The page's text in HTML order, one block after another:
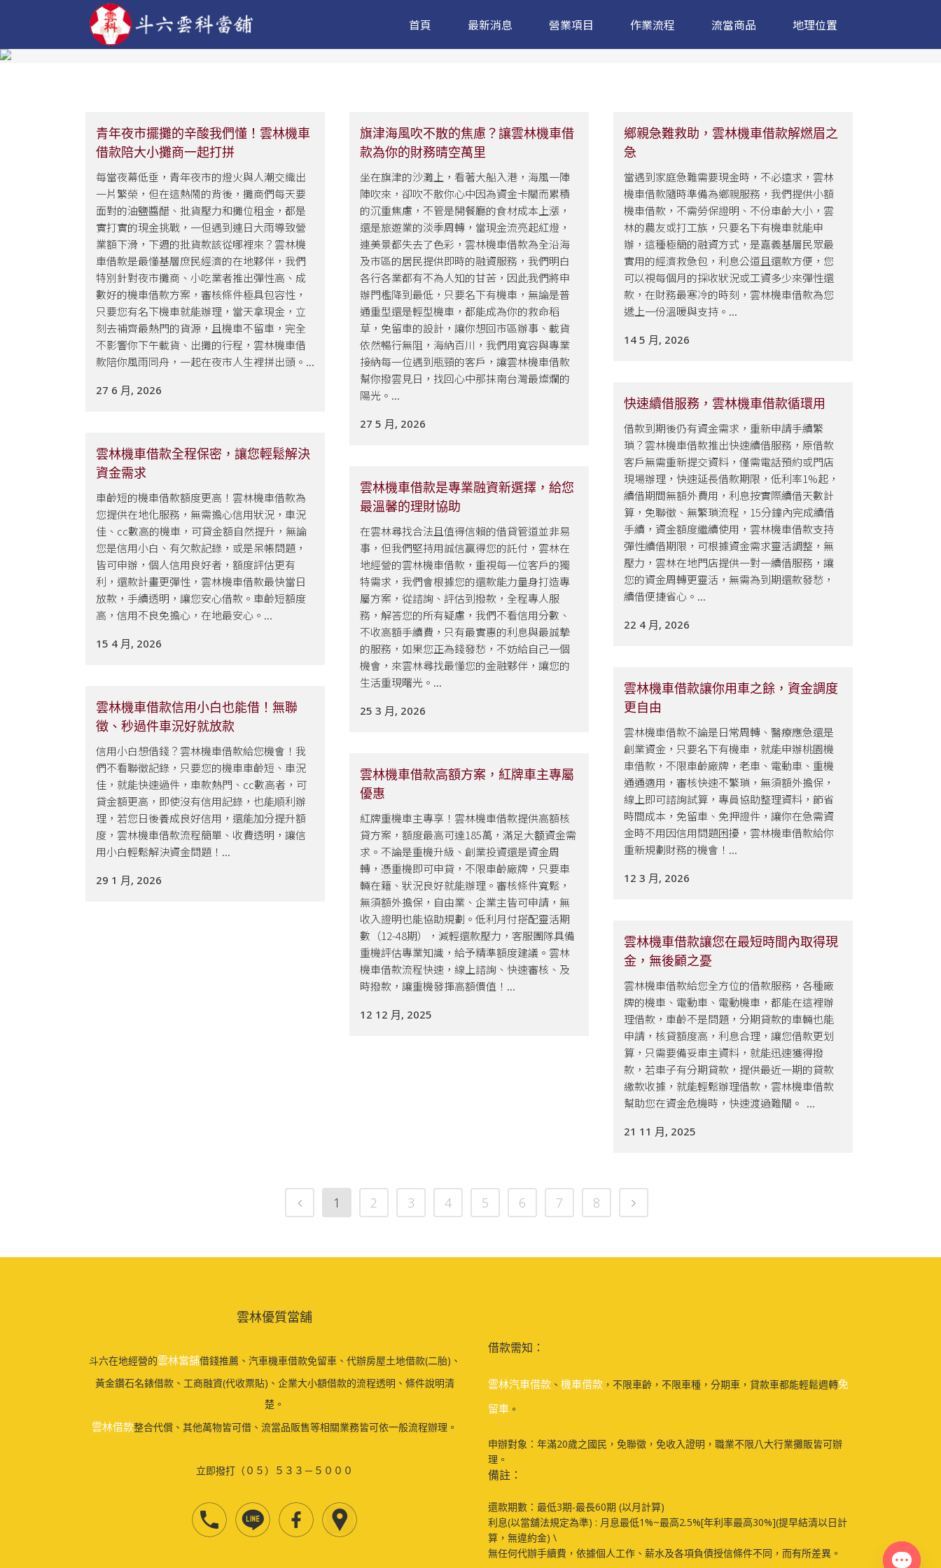
首頁 最新消息 營業項目 作業流程 流當商品 地理位置
青年夜市擺攤的辛酸我們懂！雲林機車
借款陪大小攤商一起打拼
每當夜幕低垂，青年夜市的燈火與人潮交織出
一片繁榮，但在這熱鬧的背後，攤商們每天要
面對的油鹽醬醋、批貨壓力和攤位租金，都是
實打實的現金挑戰，一但遇到連日大雨導致營
業額下滑，下週的批貨款該從哪裡來？雲林機
車借款是最懂基層庶民經濟的在地夥伴，我們
特別針對夜市攤商、小吃業者推出彈性高、成
數好的機車借款方案，審核條件極具包容性，
只要您有名下機車就能辦理，當天拿現金，立
刻去補齊最熱門的貨源，且機車不留車，完全
不影響你下午載貨、出攤的行程，雲林機車借
款陪你風雨同舟，一起在夜市人生裡拼出頭。...
27 6 月, 2026
旗津海風吹不散的焦慮？讓雲林機車借
款為你的財務晴空萬里
坐在旗津的沙灘上，看著大船入港，海風一陣
陣吹來，卻吹不散你心中因為資金卡關而累積
的沉重焦慮，不管是開餐廳的食材成本上漲，
還是旅遊業的淡季周轉，當現金流亮起紅燈，
連美景都失去了色彩，雲林機車借款為全沿海
及市區的居民提供即時的融資服務，我們明白
各行各業都有不為人知的甘苦，因此我們將申
辦門檻降到最低，只要名下有機車，無論是普
通重型還是輕型機車，都能成為你的救命稻
草，免留車的設計，讓你想回市區辦事、載貨
依然暢行無阻，海納百川，我們用寬容與專業
接納每一位遇到瓶頸的客戶，讓雲林機車借款
幫你撥雲見日，找回心中那抹南台灣最燦爛的
陽光。...
27 5 月, 2026
鄉親急難救助，雲林機車借款解燃眉之
急
當遇到家庭急難需要現金時，不必遠求，雲林
機車借款隨時準備為鄉親服務，我們提供小額
機車借款，不需勞保證明、不份車齡大小，雲
林的農友或打工族，只要名下有機車就能申
辦，這種極簡的融資方式，是嘉義基層民眾最
實用的經濟救急包，利息公道且還款方便，您
可以視每個月的採收狀況或工資多少來彈性還
款，在財務最寒冷的時刻，雲林機車借款為您
遞上一份溫暖與支持。...
14 5 月, 2026
快速續借服務，雲林機車借款循環用
借款到期後仍有資金需求，重新申請手續繁
瑣？雲林機車借款推出快速續借服務，原借款
客戶無需重新提交資料，僅需電話預約或門店
現場辦理，快速延長借款期限，低利率1%起，
續借期間無額外費用，利息按實際續借天數計
算，免聯徵、無繁瑣流程，15分鐘內完成續借
手續，資金額度繼續使用，雲林機車借款支持
彈性續借期限，可根據資金需求靈活調整，無
壓力，雲林在地門店提供一對一續借服務，讓
您的資金周轉更靈活，無需為到期還款發愁，
續借便捷省心。...
22 4 月, 2026
雲林機車借款全程保密，讓您輕鬆解決
資金需求
車齡短的機車借款額度更高！雲林機車借款為
您提供在地化服務，無需擔心信用狀況，車況
佳、cc數高的機車，可貸金額自然提升，無論
您是信用小白、有欠款記錄，或是呆帳問題，
皆可申辦，個人信用良好者，額度評估更有
利，還款計畫更彈性，雲林機車借款最快當日
放款，手續透明，讓您安心借款。車齡短額度
高，信用不良免擔心，在地最安心。...
15 4 月, 2026
雲林機車借款是專業融資新選擇，給您
最溫馨的理財協助
在雲林尋找合法且值得信賴的借貸管道並非易
事，但我們堅持用誠信贏得您的託付，雲林在
地經營的雲林機車借款，重視每一位客戶的獨
特需求，我們會根據您的還款能力量身打造專
屬方案，從諮詢、評估到撥款，全程專人服
務，解答您的所有疑慮，我們不看信用分數、
不收高額手續費，只有最實惠的利息與最誠摯
的服務，如果您正為錢發愁，不妨給自己一個
機會，來雲林尋找最懂您的金融夥伴，讓您的
生活重現曙光。...
25 3 月, 2026
雲林機車借款讓你用車之餘，資金調度
更自由
雲林機車借款不論是日常周轉、醫療應急還是
創業資金，只要名下有機車，就能申辦桃園機
車借款，不限車齡廠牌，老車、電動車、重機
通通適用，審核快速不繁瑣，無須額外擔保，
線上即可諮詢試算，專員協助整理資料，節省
時間成本，免留車、免押證件，讓你在急需資
金時不用因信用問題困擾，雲林機車借款給你
重新規劃財務的機會！...
12 3 月, 2026
雲林機車借款信用小白也能借！無聯
徵、秒過件車況好就放款
信用小白想借錢？雲林機車借款給您機會！我
們不看聯徵記錄，只要您的機車車齡短、車況
佳，就能快速過件，車款熱門、cc數高者，可
貸金額更高，即使沒有信用記錄，也能順利辦
理，若您日後養成良好信用，還能加分提升額
度，雲林機車借款流程簡單、收費透明，讓信
用小白輕鬆解決資金問題！...
29 1 月, 2026
雲林機車借款高額方案，紅牌車主專屬
優惠​
紅牌重機車主專享！雲林機車借款提供高額核
貸方案，額度最高可達185萬，滿足大额資金需
求。不論是重機升級、創業投資還是資金周
轉，憑重機即可申貸，不限車齡廠牌，只要車
輛在籍、狀況良好就能辦理。審核條件寬鬆，
無須額外擔保，自由業、企業主皆可申請，無
收入證明也能協助規劃。低利月付搭配靈活期
數（12-48期），減輕還款壓力，客服團隊具備
重機評估專業知識，給予精準額度建議。雲林
機車借款流程快速，線上諮詢、快速審核、及
時撥款，讓重機發揮高額價值！...
12 12 月, 2025
雲林機車借款讓您在最短時間內取得現
金，無後顧之憂
雲林機車借款給您全方位的借款服務，各種廠
牌的機車、電動車、電動機車，都能在這裡辦
理借款，車齡不是問題，分期貸款的車輛也能
申請，核貸額度高，利息合理，讓您借款更划
算，只需要備妥車主資料，就能迅速獲得撥
款，若車子有分期貸款，提供最近一期的貸款
繳款收據，就能輕鬆辦理借款，雲林機車借款
幫助您在資金危機時，快速渡過難關。 ...
21 11 月, 2025
1 2 3 4 5 6 7 8
雲林優質當舖
斗六在地經營的雲林當舖借錢推薦、汽車機車借款免留車、代辦房屋土地借款(二胎)、
黃金鑽石名錶借款、工商融資(代收票貼)、企業大小額借款的流程透明、條件說明清
楚。
雲林借款整合代償、其他萬物皆可借、流當品販售等相關業務皆可依一般流程辦理。
立即撥打（０５）５３３－５０００
借款需知：
雲林汽車借款 、 機車借款 ，不限車齡，不限車種，分期車，貸款車都能輕鬆週轉免
留車 。
申辦對象：年滿20歲之國民，免聯徵，免收入證明，職業不限八大行業攤販皆可辦
理。
備註：
還款期數：最低3期-最長60期 (以月計算)
利息(以當舖法規定為準) : 月息最低1%~最高2.5%[年利率最高30%](提早結清以日計
算，無違約金) \
無任何代辦手續費，依據個人工作、薪水及各項負債授信條件不同，而有所差異。